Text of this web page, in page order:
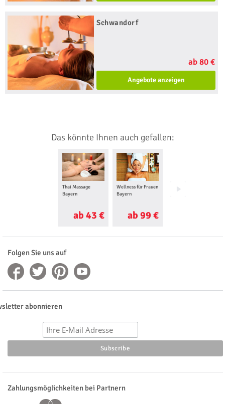
Schwandorf
ab 80 €
Angebote anzeigen
Das könnte Ihnen auch gefallen:
Thai Massage
Bayern
ab 43 €
Wellness für Frauen
Bayern
ab 99 €
Maniküre Bayern
Folgen Sie uns auf
abonnieren
Zahlungsmöglichkeiten bei Partnern